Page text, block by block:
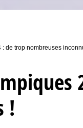
de trop nombreuses
!